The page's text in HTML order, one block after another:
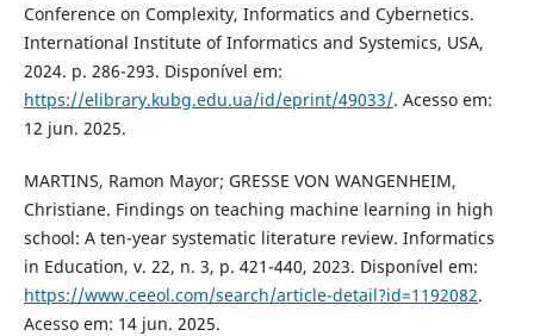
Conference on Complexity, Informatics and Cybernetics.
International Institute of Informatics and Systemics, USA,
2024. p. 286-293. Disponível em:
https://elibrary.kubg.edu.ua/id/eprint/49033/. Acesso em:
12 jun. 2025.
MARTINS, Ramon Mayor; GRESSE VON WANGENHEIM,
Christiane. Findings on teaching machine learning in high
school: A ten-year systematic literature review. Informatics
in Education, v. 22, n. 3, p. 421-440, 2023. Disponível em:
https://www.ceeol.com/search/article-detail?id=1192082.
Acesso em: 14 jun. 2025.